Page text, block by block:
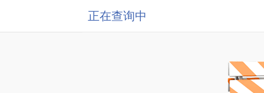
正在查询中